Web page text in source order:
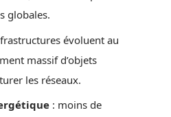
globales.
évoluent au
massif d’objets
les réseaux.
: moins de